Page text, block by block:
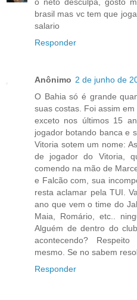
brasil mas vc tem que
salario
Responder
Anônimo 2 de junho de
O Bahia só é grande
suas costas. Foi assim
exceto nos últimos 15
jogador botando banca e
Vitoria sotem um nome:
de jogador do Vitoria,
comendo na mão de
e Falcão com, sua
resta aclamar pela TUI.
ano que vem o time do
Maia, Romário, etc..
Alguém de dentro do
acontecendo?
mesmo. Se no sabem
Responder